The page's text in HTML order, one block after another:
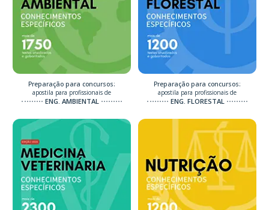
Preparação para concursos:
apostila para profissionais de
ENG. AMBIENTAL
Preparação para concursos:
apostila para profissionais de
ENG. FLORESTAL